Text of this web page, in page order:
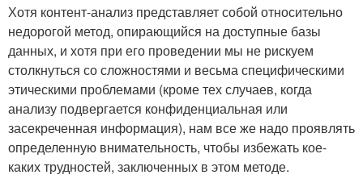
Хотя контент-анализ представляет собой относительно
недорогой метод, опирающийся на доступные базы
данных, и хотя при его проведении мы не рискуем
столкнуться со сложностями и весьма специфическими
этическими проблемами (кроме тех случаев, когда
анализу подвергается конфиденциальная или
засекреченная информация), нам все же надо проявлять
определенную внимательность, чтобы избежать кое-
каких трудностей, заключенных в этом методе.